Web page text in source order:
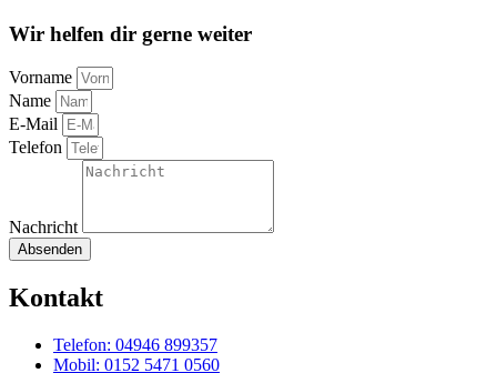
Wir helfen dir gerne weiter
Vorname
Name
E-Mail
Telefon
Nachricht
Absenden
Kontakt
Telefon: 04946 899357
Mobil: 0152 5471 0560